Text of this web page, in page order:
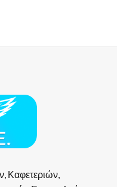
Καφετεριών,